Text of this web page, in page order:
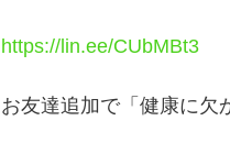
https://lin.ee/CUbMBt3
お友達追加で「健康に欠